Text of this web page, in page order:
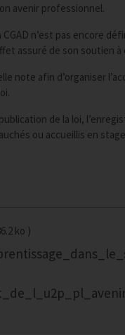
avenir professionnel.
n’est pas encore
assuré de son soutien
note afin d’organiser
de la loi,
ou accueillis en
ko